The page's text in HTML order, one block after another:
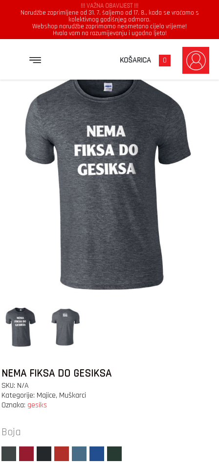
!!! VAŽNA OBAVIJEST !!!
Narudžbe zaprimljene od 31. 7. šaljemo od 17. 8., kada se vraćamo s
kolektivnog godišnjeg odmora.
Webshop narudžbe zaprimamo neometano cijelo vrijeme!
Hvala vam na razumijevanju i ugodno ljeto!
KOŠARICA 0
NEMA FIKSA DO GESIKSA
SKU: N/A
Kategorije: Majice, Muškarci
Oznaka: gesiks
Boja